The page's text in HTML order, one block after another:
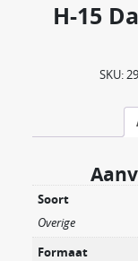
H-15
SKU:
Soort
Overige
Formaat